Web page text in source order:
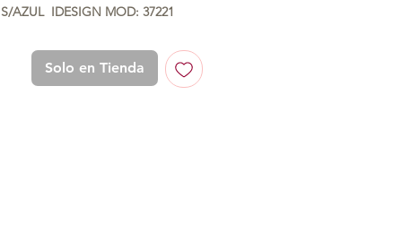
AZUL  IDESIGN MOD: 37221
Solo en Tienda